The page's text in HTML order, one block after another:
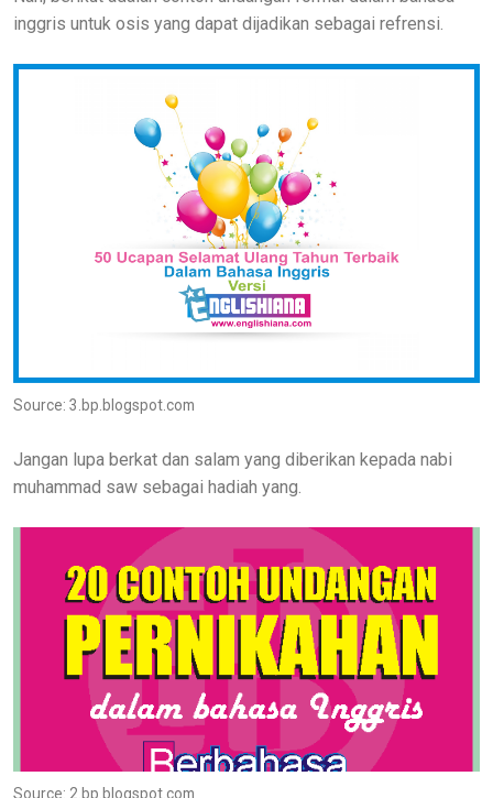
inggris untuk osis yang dapat dijadikan sebagai refrensi.
Source: 3.bp.blogspot.com
Jangan lupa berkat dan salam yang diberikan kepada nabi
muhammad saw sebagai hadiah yang.
Source: 2.bp.blogspot.com